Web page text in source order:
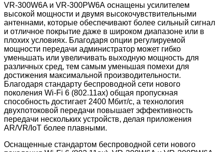
VR-300W6A и VR-300PW6A оснащены усилителем
высокой мощности и двумя высокочувствительными
антеннами, которые обеспечивают более сильный сигнал
и отличное покрытие даже в широком диапазоне или в
плохих условиях. Благодаря опции регулируемой
мощности передачи администратор может гибко
уменьшать или увеличивать выходную мощность для
различных сред, тем самым уменьшая помехи для
достижения максимальной производительности.
Благодаря стандарту беспроводной сети нового
поколения Wi-Fi 6 (802.11ax) общая пропускная
способность достигает 2400 Мбит/с, а технология
двухпотоковой передачи повышает эффективность
передачи нескольких устройств, делая приложения
AR/VR/IoT более плавными.
Оснащенные стандартом беспроводной сети нового